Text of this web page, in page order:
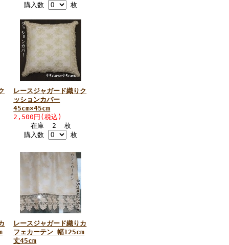
購入数
枚
レースジャガード織りク
ッションカバー
45cm×45cm
2,500円(税込)
在庫 2 枚
購入数
枚
レースジャガード織りカ
フェカーテン 幅125cm
丈45cm